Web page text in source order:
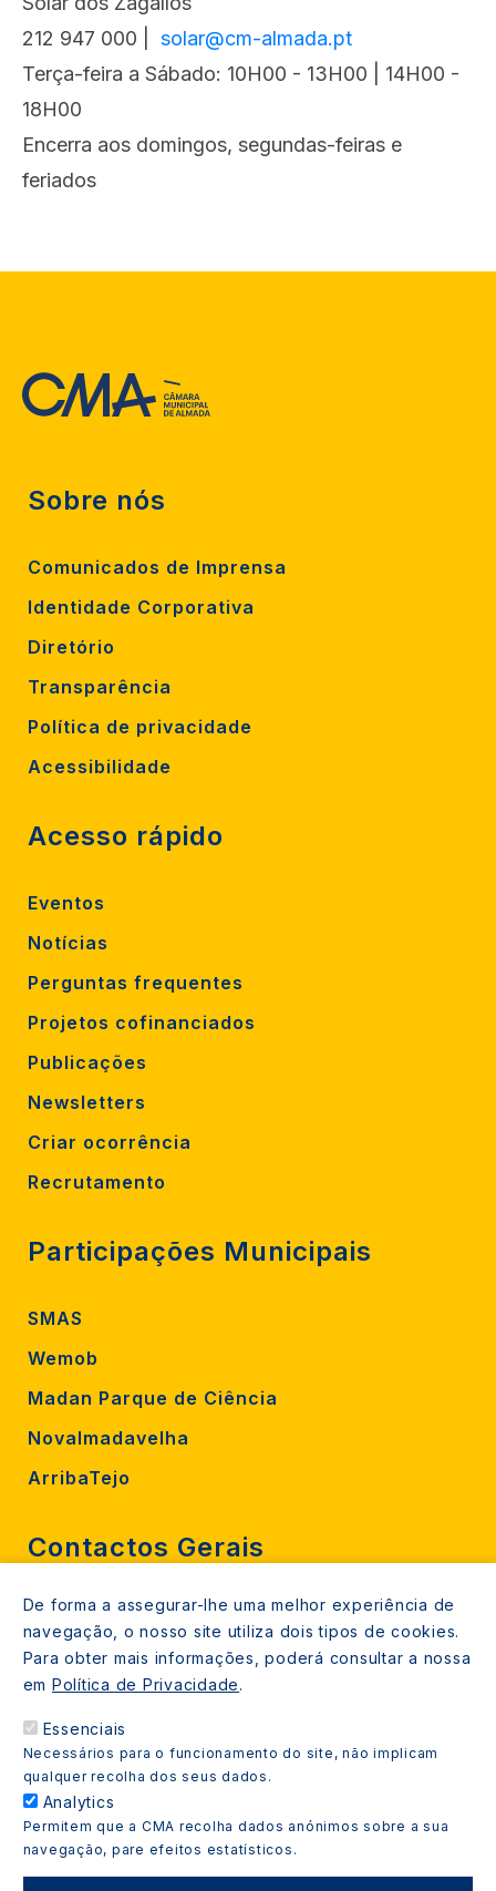
212 947 000 | solar@cm-almada.pt
Terça-feira a Sábado: 10H00 - 13H00 | 14H00 -
18H00
Encerra aos domingos, segundas-feiras e
feriados
Sobre nós
Comunicados de Imprensa
Identidade Corporativa
Diretório
Transparência
Política de privacidade
Acessibilidade
Acesso rápido
Eventos
Notícias
Perguntas frequentes
Projetos cofinanciados
Publicações
Newsletters
Criar ocorrência
Recrutamento
Participações Municipais
SMAS
Wemob
Madan Parque de Ciência
Novalmadavelha
ArribaTejo
Contactos Gerais
212 724 000
800206770 (gratuito rede fixa)
Contacte-nos
Espaços de atendimento
Livro Amarelo
De forma a assegurar-lhe uma melhor experiência de
navegação, o nosso site utiliza dois tipos de cookies.
Para obter mais informações, poderá consultar a nossa
em Política de Privacidade.
Essenciais
Necessários para o funcionamento do site, não implicam
qualquer recolha dos seus dados.
Analytics
Permitem que a CMA recolha dados anónimos sobre a sua
navegação, pare efeitos estatísticos.